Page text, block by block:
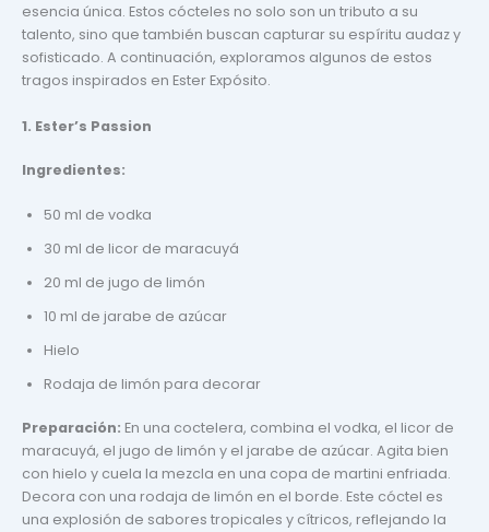
esencia única. Estos cócteles no solo son un tributo a su
talento, sino que también buscan capturar su espíritu audaz y
sofisticado. A continuación, exploramos algunos de estos
tragos inspirados en Ester Expósito.
1. Ester’s Passion
Ingredientes:
50 ml de vodka
30 ml de licor de maracuyá
20 ml de jugo de limón
10 ml de jarabe de azúcar
Hielo
Rodaja de limón para decorar
Preparación: En una coctelera, combina el vodka, el licor de
maracuyá, el jugo de limón y el jarabe de azúcar. Agita bien
con hielo y cuela la mezcla en una copa de martini enfriada.
Decora con una rodaja de limón en el borde. Este cóctel es
una explosión de sabores tropicales y cítricos, reflejando la